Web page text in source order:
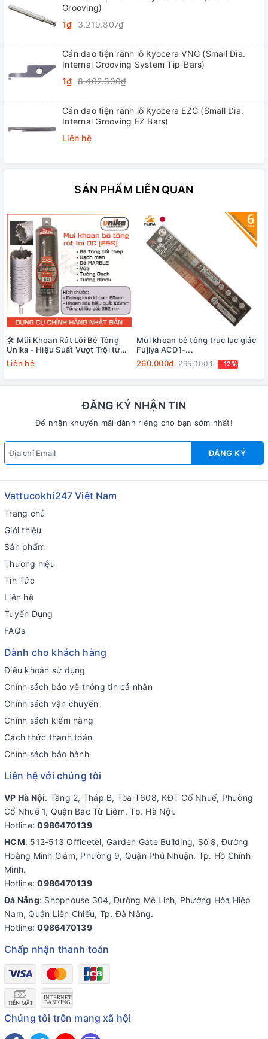
Grooving)
1₫ 3.219.807₫
Cán dao tiện rãnh lỗ Kyocera VNG (Small Dia.
Internal Grooving System Tip-Bars)
1₫ 8.402.300₫
Cán dao tiện rãnh lỗ Kyocera EZG (Small Dia.
Internal Grooving EZ Bars)
Liên hệ
SẢN PHẨM LIÊN QUAN
🛠️ Mũi Khoan Rút Lõi Bê Tông
Unika - Hiệu Suất Vượt Trội từ
Nhật Bản
Liên hệ
Mũi khoan bê tông trục lục giác
Fujiya ACD1-...
260.000₫ 295.000₫ - 12%
ĐĂNG KÝ NHẬN TIN
Để nhận khuyến mãi dành riêng cho bạn sớm nhất!
ĐĂNG KÝ
Vattucokhi247 Việt Nam
Trang chủ
Giới thiệu
Sản phẩm
Thương hiệu
Tin Tức
Liên hệ
Tuyển Dụng
FAQs
Dành cho khách hàng
Điều khoản sử dụng
Chính sách bảo vệ thông tin cá nhân
Chính sách vận chuyển
Chính sách kiểm hàng
Cách thức thanh toán
Chính sách bảo hành
Liên hệ với chúng tôi
VP Hà Nội: Tầng 2, Tháp B, Tòa T608, KĐT Cổ Nhuế, Phường
Cổ Nhuế 1, Quận Bắc Từ Liêm, Tp. Hà Nội.
Hotline:0986470139
HCM: 512-513 Officetel, Garden Gate Building, Số 8, Đường
Hoàng Minh Giám, Phường 9, Quận Phú Nhuận, Tp. Hồ Chính
Minh.
Hotline:0986470139
Đà Nẵng: Shophouse 304, Đường Mê Linh, Phường Hòa Hiệp
Nam, Quận Liên Chiểu, Tp. Đà Nẵng.
Hotline:0986470139
Chấp nhận thanh toán
Chúng tôi trên mạng xã hội